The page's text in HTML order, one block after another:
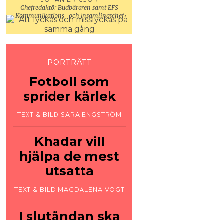
Chefredaktör Budbäraren samt EFS
Kommunikations- och insamlingschef
PORTRÄTT
Fotboll som
sprider kärlek
TEXT & BILD SARA ENGSTRÖM
Khadar vill
hjälpa de mest
utsatta
TEXT & BILD MAGDALENA VOGT
I slut­ändan ska